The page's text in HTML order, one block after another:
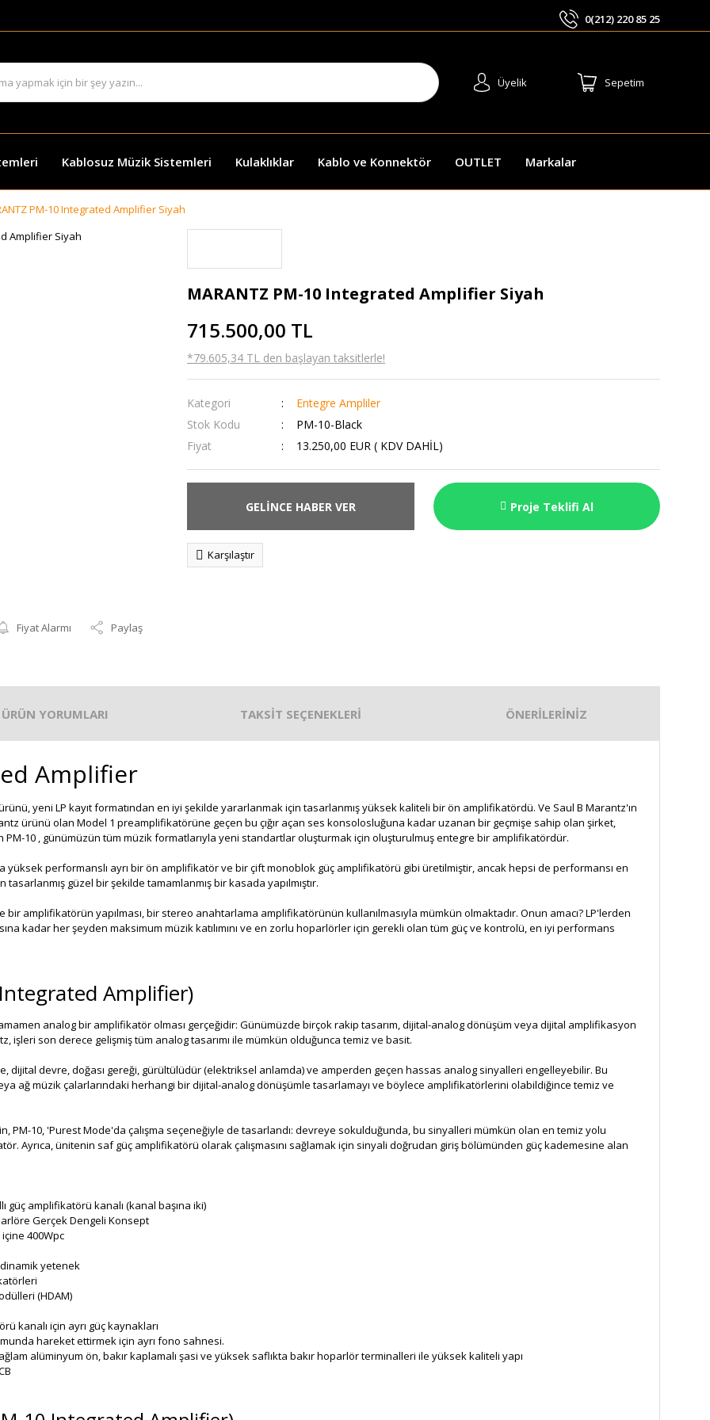
0(212) 220 85 25
Üyelik Sepetim
Kablosuz Müzik Sistemleri Kulaklıklar Kablo ve Konnektör OUTLET Markalar
PM-10 Integrated Amplifier Siyah
Fiyat Alarmı Paylaş
MARANTZ PM-10 Integrated Amplifier Siyah
715.500,00 TL
*79.605,34 TL den başlayan taksitlerle!
Kategori
Entegre Ampliler
Stok Kodu
PM-10-Black
Fiyat
13.250,00 EUR ( KDV DAHİL)
GELİNCE HABER VER Proje Teklifi Al
Karşılaştır
ÜRÜN YORUMLARI TAKSİT SEÇENEKLERİ ÖNERİLERİNİZ
Amplifier
yeni LP kayıt formatından en iyi şekilde yararlanmak için tasarlanmış yüksek kaliteli bir ön amplifikatördü. Ve Saul B Marantz'ın
ürünü olan Model 1 preamplifikatörüne geçen bu çığır açan ses konsolosluğuna kadar uzanan bir geçmişe sahip olan şirket,
10 , günümüzün tüm müzik formatlarıyla yeni standartlar oluşturmak için oluşturulmuş entegre bir amplifikatördür.
yüksek performanslı ayrı bir ön amplifikatör ve bir çift monoblok güç amplifikatörü gibi üretilmiştir, ancak hepsi de performansı en
güzel bir şekilde tamamlanmış bir kasada yapılmıştır.
amplifikatörün yapılması, bir stereo anahtarlama amplifikatörünün kullanılmasıyla mümkün olmaktadır. Onun amacı? LP'lerden
kadar her şeyden maksimum müzik katılımını ve en zorlu hoparlörler için gerekli olan tüm güç ve kontrolü, en iyi performans
Amplifier)
analog bir amplifikatör olması gerçeğidir: Günümüzde birçok rakip tasarım, dijital-analog dönüşüm veya dijital amplifikasyon
son derece gelişmiş tüm analog tasarımı ile mümkün olduğunca temiz ve basit.
dijital devre, doğası gereği, gürültülüdür (elektriksel anlamda) ve amperden geçen hassas analog sinyalleri engelleyebilir. Bu
ağ müzik çalarlarındaki herhangi bir dijital-analog dönüşümle tasarlamayı ve böylece amplifikatörlerini olabildiğince temiz ve
PM-10, 'Purest Mode'da çalışma seçeneğiyle de tasarlandı: devreye sokulduğunda, bu sinyalleri mümkün olan en temiz yolu
Ayrıca, ünitenin saf güç amplifikatörü olarak çalışmasını sağlamak için sinyali doğrudan giriş bölümünden güç kademesine alan
amplifikatörü kanalı (kanal başına iki)
Gerçek Dengeli Konsept
400Wpc
dinamik yetenek
(HDAM)
kanalı için ayrı güç kaynakları
hareket ettirmek için ayrı fono sahnesi.
alüminyum ön, bakır kaplamalı şasi ve yüksek saflıkta bakır hoparlör terminalleri ile yüksek kaliteli yapı